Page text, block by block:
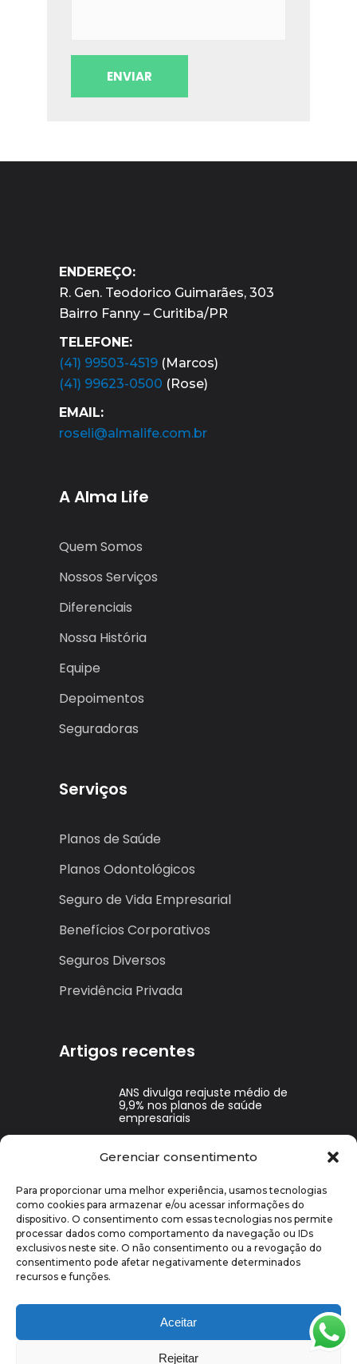
Gerenciar consentimento
Para proporcionar uma melhor experiência, usamos tecnologias
como cookies para armazenar e/ou acessar informações do
dispositivo. O consentimento com essas tecnologias nos permite
processar dados como comportamento da navegação ou IDs
exclusivos neste site. O não consentimento ou a revogação do
consentimento pode afetar negativamente determinados
recursos e funções.
Aceitar
Rejeitar
ENDEREÇO:
R. Gen. Teodorico Guimarães, 303
Bairro Fanny – Curitiba/PR
TELEFONE:
(41) 99503-4519 (Marcos)
(41) 99623-0500 (Rose)
EMAIL:
roseli@almalife.com.br
A Alma Life
Quem Somos
Nossos Serviços
Diferenciais
Nossa História
Equipe
Depoimentos
Seguradoras
Serviços
Planos de Saúde
Planos Odontológicos
Seguro de Vida Empresarial
Benefícios Corporativos
Seguros Diversos
Previdência Privada
Artigos recentes
ANS divulga reajuste médio de
9,9% nos planos de saúde
empresariais
Benefícios corporativos ajudam
desligamentos?
Benefícios Corporativos para
Pequenas Empresas: Quais
Oferecer e Por Quê